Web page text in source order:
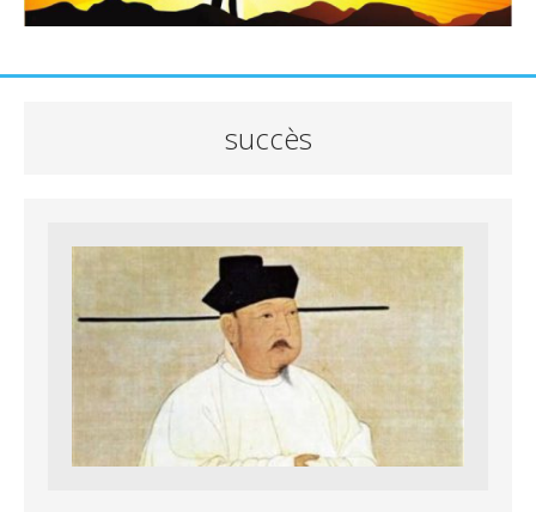
succès